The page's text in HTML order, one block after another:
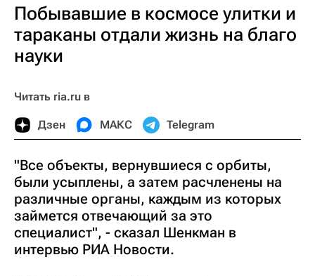
Побывавшие в космосе улитки и
тараканы отдали жизнь на благо
науки
Читать ria.ru в
Дзен МАКС Telegram
"Все объекты, вернувшиеся с орбиты,
были усыплены, а затем расчленены на
различные органы, каждым из которых
займется отвечающий за это
специалист", - сказал Шенкман в
интервью РИА Новости.